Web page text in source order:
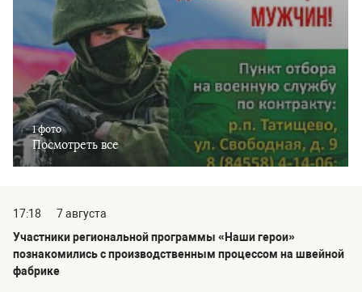
1 фото
Посмотреть все
17:18
7 августа
Участники региональной программы «Наши герои»
познакомились с производственным процессом на швейной
фабрике